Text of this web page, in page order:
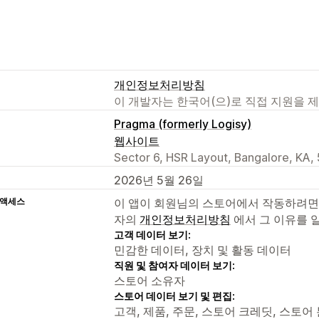
개인정보처리방침
이 개발자는 한국어(으)로 직접 지원을
Pragma (formerly Logisy)
웹사이트
Sector 6, HSR Layout, Bangalore, KA,
2026년 5월 26일
세스
이 앱이 회원님의 스토어에서 작동하려
자의 개인정보처리방침 에서 그 이유를
고객 데이터 보기:
민감한 데이터, 장치 및 활동 데이터
직원 및 참여자 데이터 보기:
스토어 소유자
스토어 데이터 보기 및 편집:
고객, 제품, 주문, 스토어 크레딧, 스토어